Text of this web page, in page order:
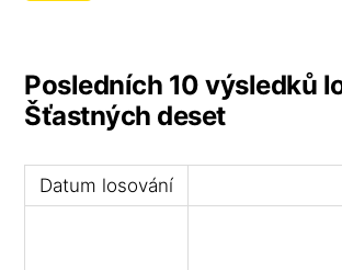
Posledních 10 výsledků
Šťastných deset
Datum losování